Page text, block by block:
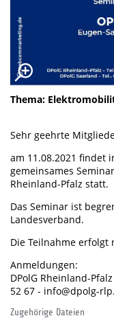
Thema:
Sehr geehrte
am 11.08.2021 findet
gemeinsames
Rheinland-Pfalz statt.
Das Seminar ist
Landesverband.
Die Teilnahme erfolgt
Anmeldungen:
DPolG Rheinland-
52 67 - info@dpolg-
Zugehörige Dateien